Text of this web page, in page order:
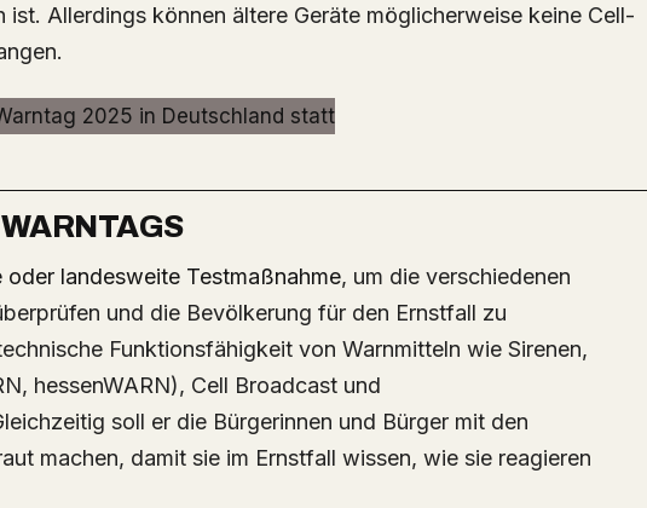
Allerdings können ältere Geräte möglicherweise keine Cell-
oder landesweite Testmaßnahme, um die verschiedenen
und die Bevölkerung für den Ernstfall zu
Funktionsfähigkeit von Warnmitteln wie Sirenen,
hessenWARN), Cell Broadcast und
soll er die Bürgerinnen und Bürger mit den
machen, damit sie im Ernstfall wissen, wie sie reagieren